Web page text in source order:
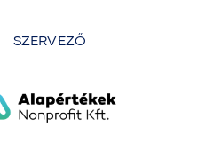
SZERVEZŐ